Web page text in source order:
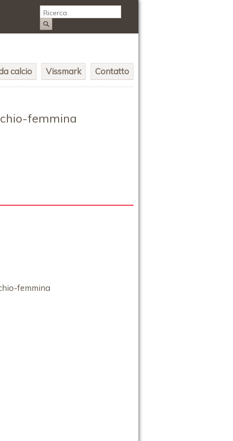
calcio Vissmark Contatto
femmina
femmina